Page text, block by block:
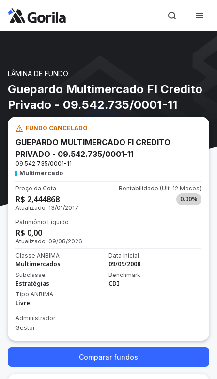
LÂMINA DE FUNDO
Guepardo Multimercado FI Credito
Privado - 09.542.735/0001-11
FUNDO CANCELADO
GUEPARDO MULTIMERCADO FI CREDITO
PRIVADO - 09.542.735/0001-11
09.542.735/0001-11
Multimercado
Preço da Cota
R$ 2,444868
Atualizado: 13/01/2017
Rentabilidade (Últ. 12 Meses)
0.00%
Patrimônio Líquido
R$ 0,00
Atualizado: 09/08/2026
Classe ANBIMA
Multimercados
Subclasse
Estratégias
Tipo ANBIMA
Livre
Data Inicial
09/09/2008
Benchmark
CDI
Administrador
Gestor
Comparar fundos